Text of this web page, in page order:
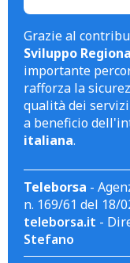
Grazie al
Sviluppo
importante
rafforza la
qualità dei
a beneficio
italiana.
Teleborsa -
n. 169/61 del 18/
teleborsa.it -
Stefano